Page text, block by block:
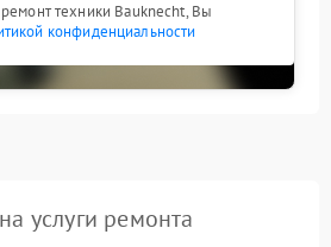
техники Bauknecht, Вы
конфиденциальности
услуги ремонта